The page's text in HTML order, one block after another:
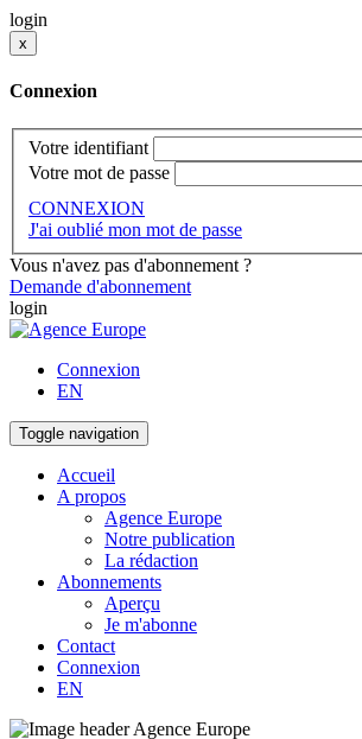
login
x
Connexion
Votre identifiant
Votre mot de passe
CONNEXION
J'ai oublié mon mot de passe
Vous n'avez pas d'abonnement ?
Demande d'abonnement
login
Connexion
EN
Toggle navigation
Accueil
A propos
Agence Europe
Notre publication
La rédaction
Abonnements
Aperçu
Je m'abonne
Contact
Connexion
EN